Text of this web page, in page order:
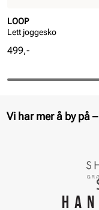
LOOP
Lett joggesko
Pris
499,-
Vi har mer å by på